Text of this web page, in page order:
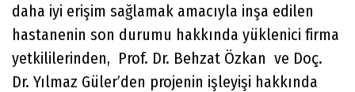
daha iyi erişim sağlamak amacıyla inşa edilen
hastanenin son durumu hakkında yüklenici firma
yetkililerinden, Prof. Dr. Behzat Özkan ve Doç.
Dr. Yılmaz Güler’den projenin işleyişi hakkında